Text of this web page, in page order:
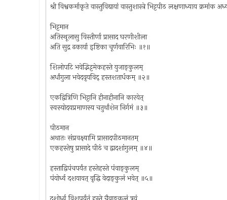
श्री विश्वकर्माकृते वास्तुविद्यायां वास्तुशास्त्रे भिट्टपीठ लक्षणाध्याय क्रमांक
भिट्टमान
अतिस्थूलासु विस्तीर्णा प्रासाद घरणीशीला
अति सुद्र ढकार्या इष्टिका चूर्णवारिभिः ॥१॥
शिलोपटि भवेद्भिट्टमेकहस्ते युजाङ्कुलम्
अर्धांगुला भवेदवृयविद् हस्तशतार्धकम् ॥२॥
एकद्वित्रिणि भिट्टानि हीनाहीनानि कारयेत्
स्वस्योदयप्रमाणस्य चतुर्थांशेन निर्गमं ॥३॥
पीठमान
अथातः संप्रवक्ष्यामि प्रासादपीठमानतम्
एकहस्तेषु प्रासादे पीठं च द्वादशांगुलम् ॥४॥
हस्ताद्विपंचपर्यंत हस्तेहस्ते पंवाङ्कुलम्
पंयोर्ध्व दशयावत् वृद्धि वेदाङ्कुलं भवेत् ॥५॥